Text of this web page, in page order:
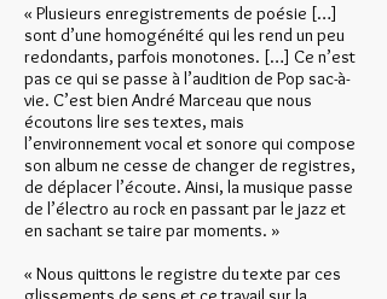
« Plusieurs enregistrements de poésie […]
sont d’une homogénéité qui les rend un peu
redondants, parfois monotones. […] Ce n’est
pas ce qui se passe à l’audition de Pop sac-à-
vie. C’est bien André Marceau que nous
écoutons lire ses textes, mais
l’environnement vocal et sonore qui compose
son album ne cesse de changer de registres,
de déplacer l’écoute. Ainsi, la musique passe
de l’électro au rock en passant par le jazz et
en sachant se taire par moments. »
« Nous quittons le registre du texte par ces